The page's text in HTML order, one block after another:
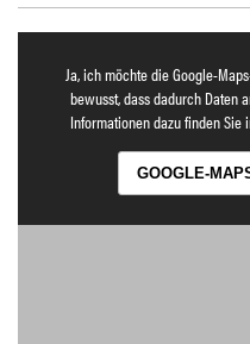
Ja, ich möchte die Google-
bewusst, dass dadurch Daten
Informationen dazu finden Sie
GOOGLE-